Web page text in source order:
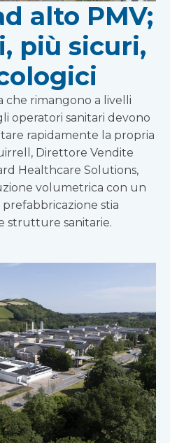
alto PMV;
più sicuri,
che rimangono a livelli
operatori sanitari devono
rapidamente la propria
Direttore Vendite
Healthcare Solutions,
volumetrica con un
stia
strutture sanitarie.